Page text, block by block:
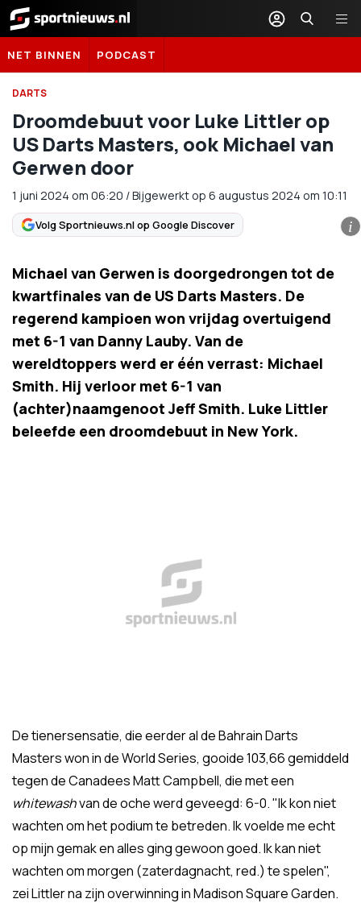
Sportnieuws.nl
NET BINNEN PODCAST
DARTS
Droomdebuut voor Luke Littler op
US Darts Masters, ook Michael van
Gerwen door
1 juni 2024 om 06:20 /Bijgewerkt op 6 augustus 2024 om 10:11
Volg Sportnieuws.nl op Google Discover i
Michael van Gerwen is doorgedrongen tot de
kwartfinales van de US Darts Masters. De
regerend kampioen won vrijdag overtuigend
met 6-1 van Danny Lauby. Van de
wereldtoppers werd er één verrast: Michael
Smith. Hij verloor met 6-1 van
(achter)naamgenoot Jeff Smith. Luke Littler
beleefde een droomdebuut in New York.
De tienersensatie, die eerder al de Bahrain Darts
Masters won in de World Series, gooide 103,66 gemiddeld
tegen de Canadees Matt Campbell, die met een
whitewashvan de oche werd geveegd: 6-0. "Ik kon niet
wachten om het podium te betreden. Ik voelde me echt
op mijn gemak en alles ging gewoon goed. Ik kan niet
wachten om morgen (zaterdagnacht, red.) te spelen",
zei Littler na zijn overwinning in Madison Square Garden.